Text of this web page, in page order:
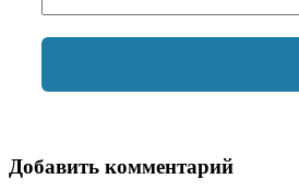
Добавить комментарий